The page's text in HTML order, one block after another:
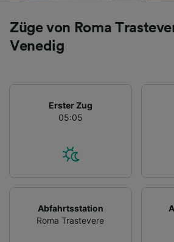
Züge von Roma
Venedig
Erster Zug
05:05
Abfahrtsstation
Roma Trastevere